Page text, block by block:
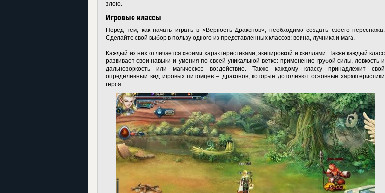
злого.
Игровые классы
Перед тем, как начать играть в «Верность Драконов», необходимо создать своего персонажа.
Сделайте свой выбор в пользу одного из представленных классов: воина, лучника и мага.
Каждый из них отличается своими характеристиками, экипировкой и скиллами. Также каждый класс
развивает свои навыки и умения по своей уникальной ветке: применение грубой силы, ловкость и
дальнозоркость или магическое воздействие. Также каждому классу принадлежит свой
определенный вид игровых питомцев – драконов, которые дополняют основные характеристики
героя.